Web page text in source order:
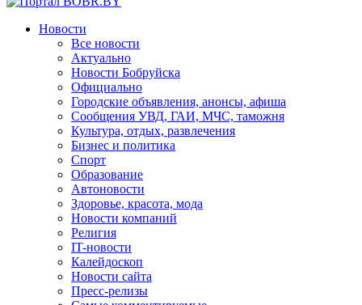
Новости
Все новости
Актуально
Новости Бобруйска
Официально
Городские объявления, анонсы, афиша
Сообщения УВД, ГАИ, МЧС, таможня
Культура, отдых, развлечения
Бизнес и политика
Спорт
Образование
Автоновости
Здоровье, красота, мода
Новости компаний
Религия
IT-новости
Калейдоскоп
Новости сайта
Пресс-релизы